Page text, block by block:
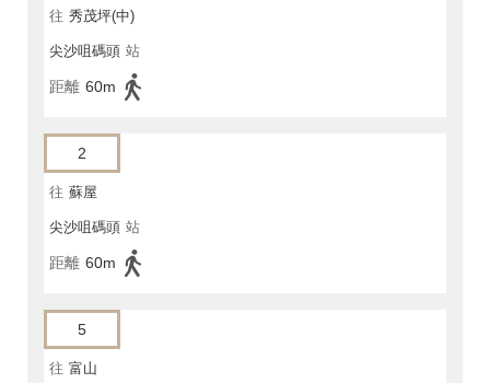
往 秀茂坪(中)
尖沙咀碼頭 站
距離 60m
2
往 蘇屋
尖沙咀碼頭 站
距離 60m
5
往 富山